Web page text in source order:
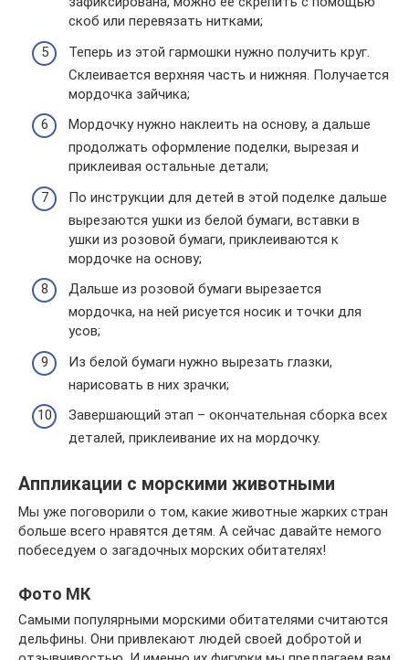
скоб или перевязать нитками;
Теперь из этой гармошки нужно получить круг.
Склеивается верхняя часть и нижняя. Получается
мордочка зайчика;
Мордочку нужно наклеить на основу, а дальше
продолжать оформление поделки, вырезая и
приклеивая остальные детали;
По инструкции для детей в этой поделке дальше
вырезаются ушки из белой бумаги, вставки в
ушки из розовой бумаги, приклеиваются к
мордочке на основу;
Дальше из розовой бумаги вырезается
мордочка, на ней рисуется носик и точки для
усов;
Из белой бумаги нужно вырезать глазки,
нарисовать в них зрачки;
Завершающий этап – окончательная сборка всех
деталей, приклеивание их на мордочку.
Аппликации с морскими животными
Мы уже поговорили о том, какие животные жарких стран
больше всего нравятся детям. А сейчас давайте немого
побеседуем о загадочных морских обитателях!
Фото МК
Самыми популярными морскими обитателями считаются
дельфины. Они привлекают людей своей добротой и